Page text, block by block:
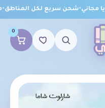
مجاني•شحن سريع لكل المناطق•
0